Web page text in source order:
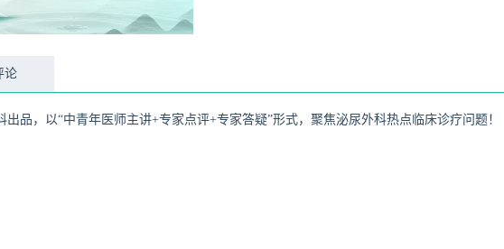
论
品，以“中青年医师主讲+专家点评+专家答疑”形式，聚焦泌尿外科热点临床诊疗问题！